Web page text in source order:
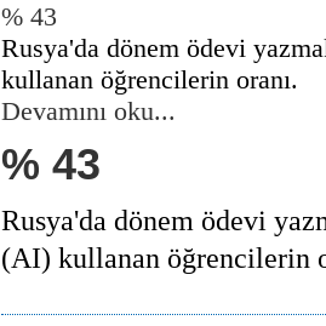
% 43
Rusya'da dönem ödevi
kullanan öğrencilerin oranı.
Devamını oku...
% 43
Rusya'da dönem ödevi
(AI) kullanan öğrencilerin